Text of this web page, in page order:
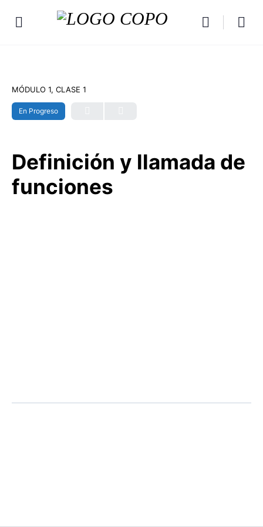
MÓDULO 1, CLASE 1
En Progreso
Definición y llamada de
funciones